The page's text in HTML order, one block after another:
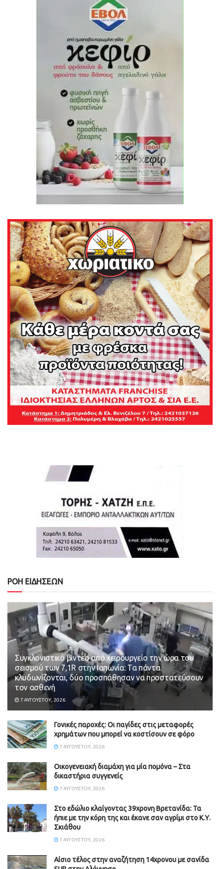
ΡΟΗ ΕΙΔΗΣΕΩΝ
Συγκλονιστικό βίντεο από χειρουργείο την ώρα του
σεισμού των 7,1R στην Ιαπωνία: Τα πάντα
κλυδωνίζονται, δύο προσπάθησαν να προστατεύσουν
τον ασθενή
7 ΑΥΓΟΎΣΤΟΥ, 2026
Γονικές παροχές: Οι παγίδες στις μεταφορές
χρημάτων που μπορεί να κοστίσουν σε φόρο
7 ΑΥΓΟΎΣΤΟΥ, 2026
Οικογενειακή διαμάχη για μία πομόνα – Στα
δικαστήρια συγγενείς
7 ΑΥΓΟΎΣΤΟΥ, 2026
Στο εδώλιο κλαίγοντας 39χρονη Βρετανίδα: Τα
ήπιε με την κόρη της και έκανε σαν αγρίμι στο Κ.Υ.
Σκιάθου
7 ΑΥΓΟΎΣΤΟΥ, 2026
Αίσιο τέλος στην αναζήτηση 14χρονου με σανίδα